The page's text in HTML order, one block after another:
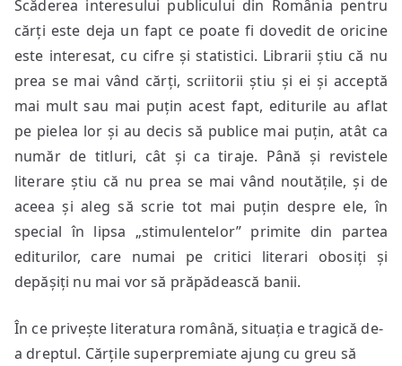
facă
scriitorul
Scăderea interesului publicului din România pentru
cărți este deja un fapt ce poate fi dovedit de oricine
este interesat, cu cifre și statistici. Librarii știu că nu
prea se mai vând cărți, scriitorii știu și ei și acceptă
mai mult sau mai puțin acest fapt, editurile au aflat
pe pielea lor și au decis să publice mai puțin, atât ca
număr de titluri, cât și ca tiraje. Până și revistele
literare știu că nu prea se mai vând noutățile, și de
aceea și aleg să scrie tot mai puțin despre ele, în
special în lipsa „stimulentelor” primite din partea
editurilor, care numai pe critici literari obosiți și
depășiți nu mai vor să prăpădească banii.
În ce privește literatura română, situația e tragică de-
a dreptul. Cărțile superpremiate ajung cu greu să